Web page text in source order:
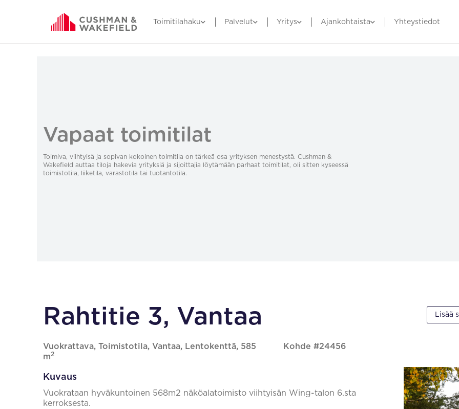
Toimitilahaku Palvelut Yritys Ajankohtaista Yhteystiedot
Vapaat toimitilat
Toimiva, viihtyisä ja sopivan kokoinen toimitila on tärkeä osa yrityksen menestystä. Cushman &
Wakefield auttaa tiloja hakevia yrityksiä ja sijoittajia löytämään parhaat toimitilat, oli sitten kyseessä
toimistotila, liiketila, varastotila tai tuotantotila.
Rahtitie 3, Vantaa
Vuokrattava, Toimistotila, Vantaa, Lentokenttä, 585
m2
Kohde #24456
Lisää
Kuvaus
Vuokrataan hyväkuntoinen 568m2 näköalatoimisto viihtyisän Wing-talon 6.sta
kerroksesta.